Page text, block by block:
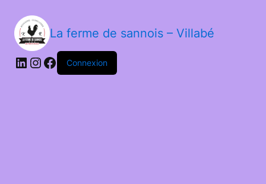
La ferme de sannois – Villabé
Connexion